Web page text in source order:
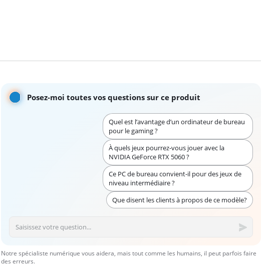
Posez-moi toutes vos questions sur ce produit
Quel est l’avantage d’un ordinateur de bureau
pour le gaming ?
À quels jeux pourrez-vous jouer avec la
NVIDIA GeForce RTX 5060 ?
Ce PC de bureau convient-il pour des jeux de
niveau intermédiaire ?
Que disent les clients à propos de ce modèle?
Notre spécialiste numérique vous aidera, mais tout comme les humains, il peut parfois faire
des erreurs.